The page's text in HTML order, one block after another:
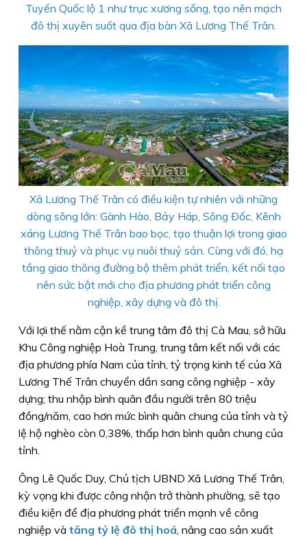
Tuyến Quốc lộ 1 như trục xương sống, tạo nên mạch
đô thị xuyên suốt qua địa bàn Xã Lương Thế Trân.
Xã Lương Thế Trân có điều kiện tự nhiên với những
dòng sông lớn: Gành Hào, Bảy Háp, Sông Ðốc, Kênh
xáng Lương Thế Trân bao bọc, tạo thuận lợi trong giao
thông thuỷ và phục vụ nuôi thuỷ sản. Cùng với đó, hạ
tầng giao thông đường bộ thêm phát triển, kết nối tạo
nên sức bật mới cho địa phương phát triển công
nghiệp, xây dựng và đô thị.
Với lợi thế nằm cận kề trung tâm đô thị Cà Mau, sở hữu
Khu Công nghiệp Hoà Trung, trung tâm kết nối với các
địa phương phía Nam của tỉnh, tỷ trọng kinh tế của Xã
Lương Thế Trân chuyển dần sang công nghiệp - xây
dựng; thu nhập bình quân đầu người trên 80 triệu
đồng/năm, cao hơn mức bình quân chung của tỉnh và tỷ
lệ hộ nghèo còn 0,38%, thấp hơn bình quân chung của
tỉnh.
Ông Lê Quốc Duy, Chủ tịch UBND Xã Lương Thế Trân,
kỳ vọng khi được công nhận trở thành phường, sẽ tạo
điều kiện để địa phương phát triển mạnh về công
nghiệp và tăng tỷ lệ đô thị hoá, nâng cao sản xuất